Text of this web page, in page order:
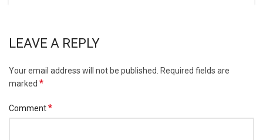
LEAVE A REPLY
Your email address will not be published.
Required fields are
marked *
Comment*